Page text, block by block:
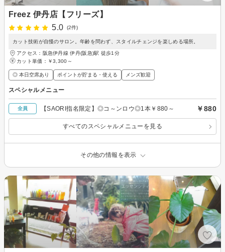
Freez 伊丹店【フリーズ】
5.0
(2件)
カット技術が自慢のサロン。年齢を問わず、スタイルチェンジを楽しめる場所。
アクセス：阪急伊丹線 伊丹(阪急)駅 徒歩1分
カット単価： ￥3,300～
◎ 本日空席あり ポイントが貯まる・使える メンズ歓迎
スペシャルメニュー
全員 【SAORI指名限定】◎コ～ンロウ◎1本￥880～ ￥880
すべてのスペシャルメニューを見る
その他の情報を表示